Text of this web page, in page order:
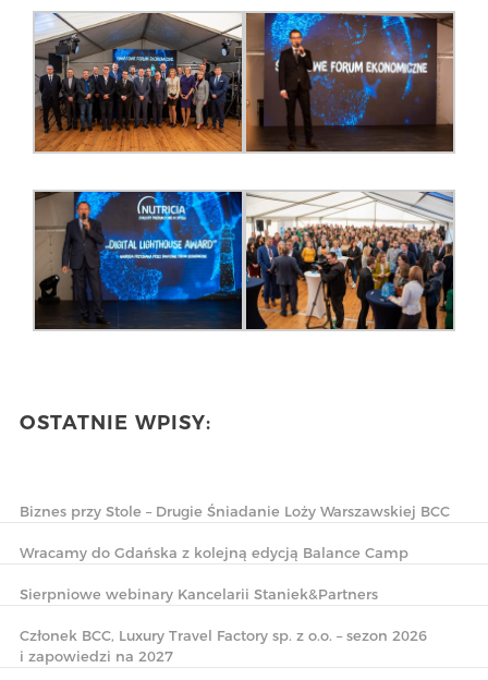
OSTATNIE WPISY:
Biznes przy Stole – Drugie Śniadanie Loży Warszawskiej BCC
Wracamy do Gdańska z kolejną edycją Balance Camp
Sierpniowe webinary Kancelarii Staniek&Partners
Członek BCC, Luxury Travel Factory sp. z o.o. – sezon 2026
i zapowiedzi na 2027